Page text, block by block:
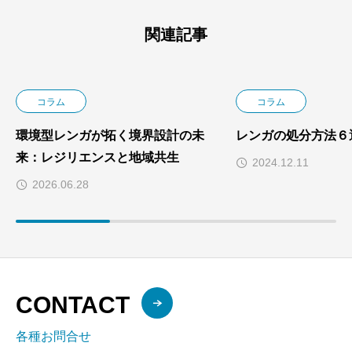
関連記事
コラム
環境型レンガが拓く境界設計の未
来：レジリエンスと地域共生
2026.06.28
コラム
レンガの処分方法
2024.12.11
CONTACT
各種お問合せ